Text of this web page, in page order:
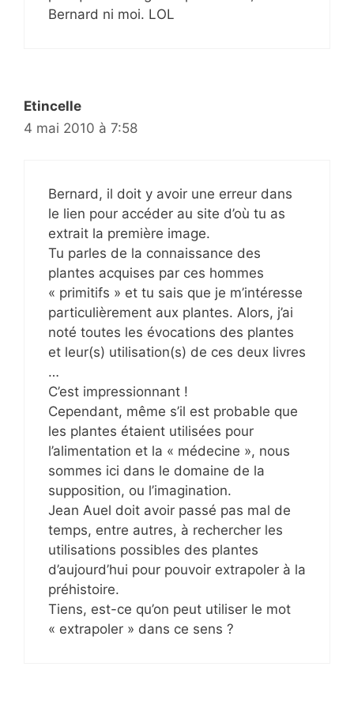
Bernard ni moi. LOL
Etincelle
4 mai 2010 à 7:58
Bernard, il doit y avoir une erreur dans
le lien pour accéder au site d’où tu as
extrait la première image.
Tu parles de la connaissance des
plantes acquises par ces hommes
« primitifs » et tu sais que je m’intéresse
particulièrement aux plantes. Alors, j’ai
noté toutes les évocations des plantes
et leur(s) utilisation(s) de ces deux livres
…
C’est impressionnant !
Cependant, même s’il est probable que
les plantes étaient utilisées pour
l’alimentation et la « médecine », nous
sommes ici dans le domaine de la
supposition, ou l’imagination.
Jean Auel doit avoir passé pas mal de
temps, entre autres, à rechercher les
utilisations possibles des plantes
d’aujourd’hui pour pouvoir extrapoler à la
préhistoire.
Tiens, est-ce qu’on peut utiliser le mot
« extrapoler » dans ce sens ?